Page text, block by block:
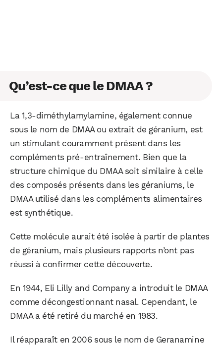
Qu’est-ce que le DMAA ?
La 1,3-diméthylamylamine, également connue
sous le nom de DMAA ou extrait de géranium, est
un stimulant couramment présent dans les
compléments pré-entraînement. Bien que la
structure chimique du DMAA soit similaire à celle
des composés présents dans les géraniums, le
DMAA utilisé dans les compléments alimentaires
est synthétique.
Cette molécule aurait été isolée à partir de plantes
de géranium, mais plusieurs rapports n’ont pas
réussi à confirmer cette découverte.
En 1944, Eli Lilly and Company a introduit le DMAA
comme décongestionnant nasal. Cependant, le
DMAA a été retiré du marché en 1983.
Il réapparaît en 2006 sous le nom de Geranamine